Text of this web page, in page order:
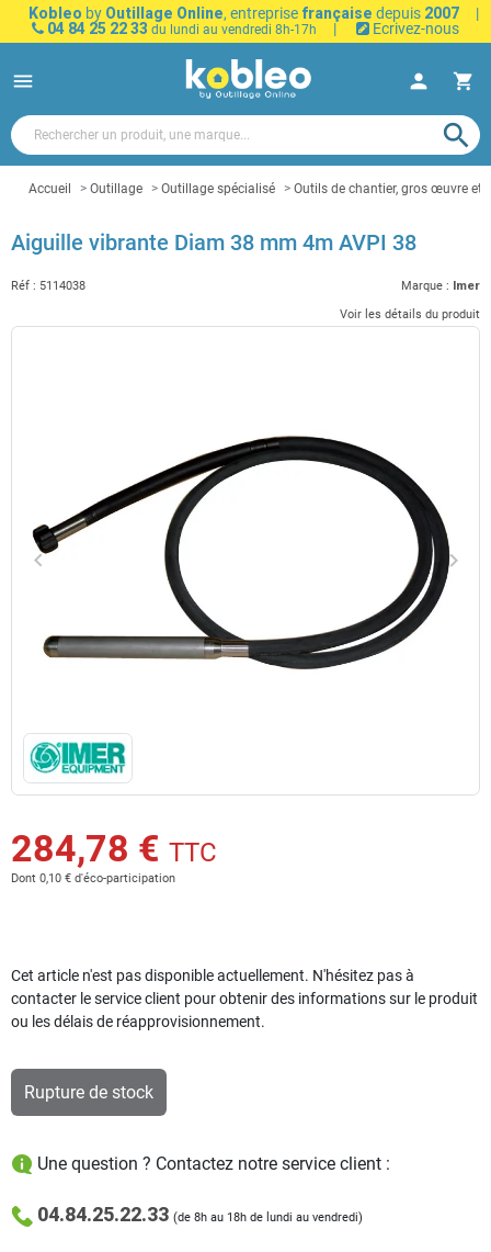
Kobleo by Outillage Online, entreprise française depuis 2007
|
04 84 25 22 33 du lundi au vendredi 8h-17h | Ecrivez-nous
menu person shopping_cart
search
Accueil Outillage Outillage spécialisé Outils de chantier, gros œuvre et
Aiguille vibrante Diam 38 mm 4m AVPI 38
Réf : 5114038 Marque : Imer
Voir les détails du produit
Précédent
keyboard_arrow_left keyboard_arrow_right
284,78 € TTC
Dont 0,10 € d'éco-participation
Cet article n'est pas disponible actuellement. N'hésitez pas à
contacter le service client pour obtenir des informations sur le produit
ou les délais de réapprovisionnement.
Rupture de stock
Une question ? Contactez notre service client :
04.84.25.22.33 (de 8h au 18h de lundi au vendredi)